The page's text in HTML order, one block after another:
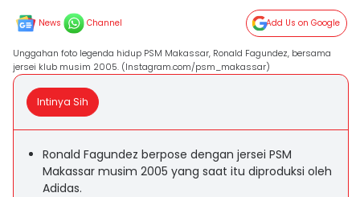
News Channel Add Us on Google
Unggahan foto legenda hidup PSM Makassar, Ronald Fagundez, bersama
jersei klub musim 2005. (Instagram.com/psm_makassar)
Intinya Sih
Ronald Fagundez berpose dengan jersei PSM
Makassar musim 2005 yang saat itu diproduksi oleh
Adidas.